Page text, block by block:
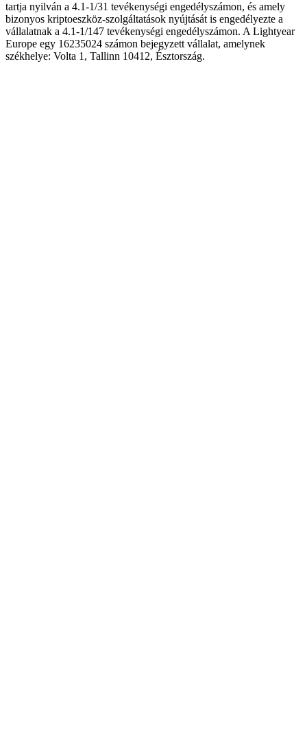
tartja nyilván a 4.1-1/31 tevékenységi engedélyszámon, és amely
bizonyos kriptoeszköz-szolgáltatások nyújtását is engedélyezte a
vállalatnak a 4.1-1/147 tevékenységi engedélyszámon. A Lightyear
Europe egy 16235024 számon bejegyzett vállalat, amelynek
székhelye: Volta 1, Tallinn 10412, Észtország.